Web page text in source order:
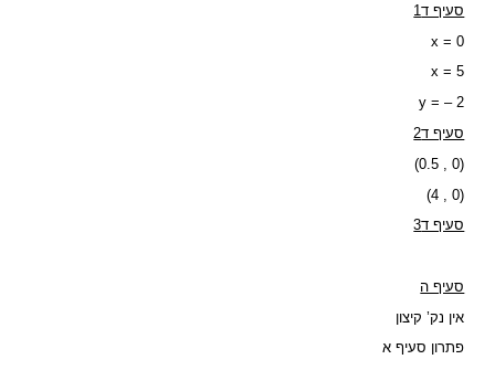
סעיף ד1
x = 0
x = 5
y = – 2
סעיף ד2
(0.5 , 0)
(4 , 0)
סעיף ד3
סעיף ה
אין נק’ קיצון
פתרון סעיף א